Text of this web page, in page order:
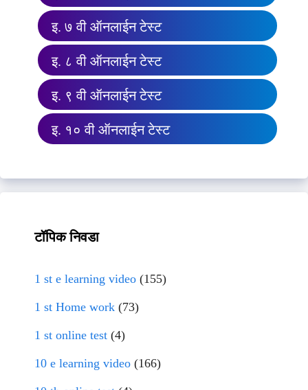
इ. ७ वी ऑनलाईन टेस्ट
इ. ८ वी ऑनलाईन टेस्ट
इ. ९ वी ऑनलाईन टेस्ट
इ. १० वी ऑनलाईन टेस्ट
टॉपिक निवडा
1 st e learning video (155)
1 st Home work (73)
1 st online test (4)
10 e learning video (166)